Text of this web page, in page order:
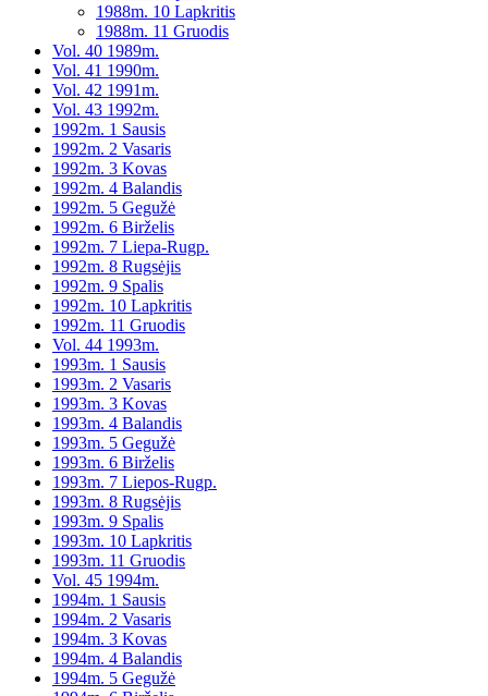
1988m. 10 Lapkritis
1988m. 11 Gruodis
Vol. 40 1989m.
Vol. 41 1990m.
Vol. 42 1991m.
Vol. 43 1992m.
1992m. 1 Sausis
1992m. 2 Vasaris
1992m. 3 Kovas
1992m. 4 Balandis
1992m. 5 Gegužė
1992m. 6 Birželis
1992m. 7 Liepa-Rugp.
1992m. 8 Rugsėjis
1992m. 9 Spalis
1992m. 10 Lapkritis
1992m. 11 Gruodis
Vol. 44 1993m.
1993m. 1 Sausis
1993m. 2 Vasaris
1993m. 3 Kovas
1993m. 4 Balandis
1993m. 5 Gegužė
1993m. 6 Birželis
1993m. 7 Liepos-Rugp.
1993m. 8 Rugsėjis
1993m. 9 Spalis
1993m. 10 Lapkritis
1993m. 11 Gruodis
Vol. 45 1994m.
1994m. 1 Sausis
1994m. 2 Vasaris
1994m. 3 Kovas
1994m. 4 Balandis
1994m. 5 Gegužė